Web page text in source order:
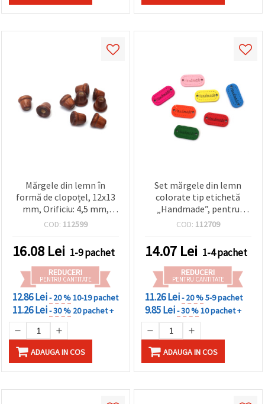
Mărgele din lemn în
formă de clopoțel, 12x13
mm, Orificiu: 4,5 mm,
Maro, 20 g (~35 buc.)
COD: 112599
16.08 Lei 1-9 pachet
REDUCERI
PENTRU CANTITATE
12.86 Lei- 20 %10-19 pachet
11.26 Lei- 30 % 20 pachet +
ADAUGA IN COS
Set mărgele din lemn
colorate tip etichetă
„Handmade”, pentru
hobby & craft, mix culori,
mm – 20 buc.
COD: 112709
14.07 Lei 1-4 pachet
REDUCERI
PENTRU CANTITATE
11.26 Lei- 20 %5-9 pachet
9.85 Lei- 30 %10 pachet +
ADAUGA IN COS